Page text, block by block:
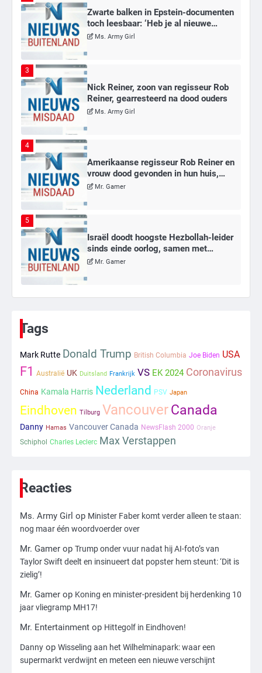
Zwarte balken in Epstein-documenten
toch leesbaar: ‘Heb je al nieuwe
ongepaste vrienden voor me?’
Ms. Army Girl
3
Nick Reiner, zoon van regisseur Rob
Reiner, gearresteerd na dood ouders
Ms. Army Girl
4
Amerikaanse regisseur Rob Reiner en
vrouw dood gevonden in hun huis,
eigen zoon hoofdverdachte
Mr. Gamer
5
Israël doodt hoogste Hezbollah-leider
sinds einde oorlog, samen met
meerdere omwonenden
Mr. Gamer
6
1
Kleine veranderingen op komst
Mr. Gamer
2
3
Reiner, gearresteerd na dood ouders
Ms. Army Girl
4
Amerikaanse regisseur Rob Reiner en
vrouw dood gevonden in hun huis,
eigen zoon hoofdverdachte
Tags
Mark Rutte Donald Trump British Columbia Joe Biden USA
F1 Australië UK Duitsland Frankrijk VS EK 2024 Coronavirus
China Kamala Harris Nederland PSV Japan
Eindhoven Tilburg VancouverCanada
Danny Hamas Vancouver Canada NewsFlash 2000 Oranje
Schiphol Charles Leclerc Max Verstappen
Reacties
Ms. Army Girl op Minister Faber komt verder alleen te staan:
nog maar één woordvoerder over
Mr. Gamer op Trump onder vuur nadat hij AI-foto’s van
Taylor Swift deelt en insinueert dat popster hem steunt: ‘Dit is
zielig’!
Mr. Gamer op Koning en minister-president bij herdenking 10
jaar vliegramp MH17!
Mr. Entertainment op Hittegolf in Eindhoven!
Danny op Wisseling aan het Wilhelminapark: waar een
supermarkt verdwijnt en meteen een nieuwe verschijnt